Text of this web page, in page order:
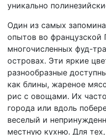
уникально
Один из самых
опытов во
многочисленных фуд-
островах. Эти яркие
разнообразные
как блины, жареное
рис с овощами. Их
города или вдоль
веселый и
местную кухню. Для